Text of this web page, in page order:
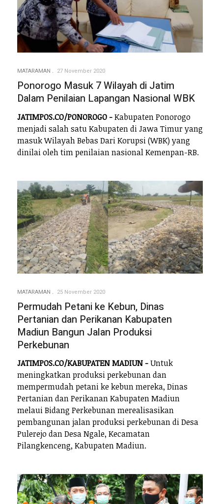
MATARAMAN 27 November 2020
Ponorogo Masuk 7 Wilayah di Jatim
Dalam Penilaian Lapangan Nasional WBK
JATIMPOS.CO/PONOROGO -Kabupaten Ponorogo
menjadi salah satu Kabupaten di Jawa Timur yang
masuk Wilayah Bebas Dari Korupsi (WBK) yang
dinilai oleh tim penilaian nasional Kemenpan-RB.
MATARAMAN 25 November 2020
Permudah Petani ke Kebun, Dinas
Pertanian dan Perikanan Kabupaten
Madiun Bangun Jalan Produksi
Perkebunan
JATIMPOS.CO/KABUPATEN MADIUN -Untuk
meningkatkan produksi perkebunan dan
mempermudah petani ke kebun mereka, Dinas
Pertanian dan Perikanan Kabupaten Madiun
melaui Bidang Perkebunan merealisasikan
pembangunan jalan produksi perkebunan di Desa
Pulerejo dan Desa Ngale, Kecamatan
Pilangkenceng, Kabupaten Madiun.